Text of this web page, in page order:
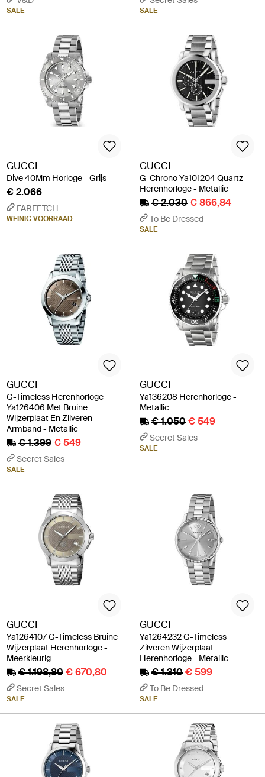
SALE SALE
GUCCI
Dive 40Mm Horloge - Grijs
€ 2.066
FARFETCH
WEINIG VOORRAAD
GUCCI
G-Chrono Ya101204 Quartz
Herenhorloge - Metallic
€ 2.030€ 866,84
To Be Dressed
SALE
GUCCI
G-Timeless Herenhorloge
Ya126406 Met Bruine
Wijzerplaat En Zilveren
Armband - Metallic
€ 1.399€ 549
Secret Sales
SALE
GUCCI
Ya136208 Herenhorloge -
Metallic
€ 1.050€ 549
Secret Sales
SALE
GUCCI
Ya1264107 G-Timeless Bruine
Wijzerplaat Herenhorloge -
Meerkleurig
€ 1.198,80€ 670,80
Secret Sales
SALE
GUCCI
Ya1264232 G-Timeless
Zilveren Wijzerplaat
Herenhorloge - Metallic
€ 1.310€ 599
To Be Dressed
SALE